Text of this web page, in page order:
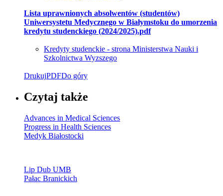
Lista uprawnionych absolwentów (studentów)
Uniwersystetu Medycznego w Białymstoku do umorzenia
kredytu studenckiego (2024/2025).pdf
Kredyty studenckie - strona Ministerstwa Nauki i
Szkolnictwa Wyzszego
DrukujPDFDo góry
Czytaj także
Advances in Medical Sciences
Progress in Health Sciences
Medyk Białostocki
Lip Dub UMB
Pałac Branickich